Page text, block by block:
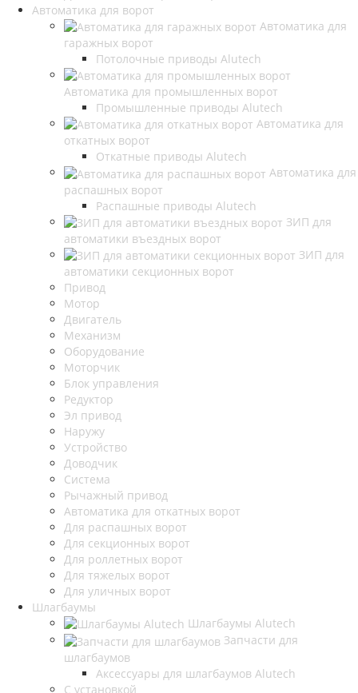
Автоматика для ворот
Автоматика для
гаражных ворот
Потолочные приводы Alutech
Автоматика для промышленных ворот
Промышленные приводы Alutech
Автоматика для
откатных ворот
Откатные приводы Alutech
Автоматика для
распашных ворот
Распашные приводы Alutech
ЗИП для
автоматики въездных ворот
ЗИП для
автоматики секционных ворот
Привод
Мотор
Двигатель
Механизм
Оборудование
Моторчик
Блок управления
Редуктор
Эл привод
Наружу
Устройство
Доводчик
Система
Рычажный привод
Автоматика для откатных ворот
Для распашных ворот
Для секционных ворот
Для роллетных ворот
Для тяжелых ворот
Для уличных ворот
Шлагбаумы
Шлагбаумы Alutech
Запчасти для
шлагбаумов
Аксессуары для шлагбаумов Alutech
С установкой